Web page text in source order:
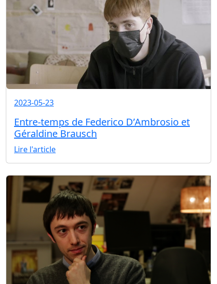
2023-05-23
Entre-temps de Federico D’Ambrosio et
Géraldine Brausch
Lire l'article